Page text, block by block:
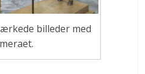
billeder med